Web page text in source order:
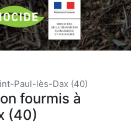
Paul-lès-Dax (40)
fourmis à
(40)